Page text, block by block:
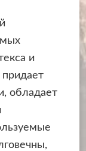
и
обладает